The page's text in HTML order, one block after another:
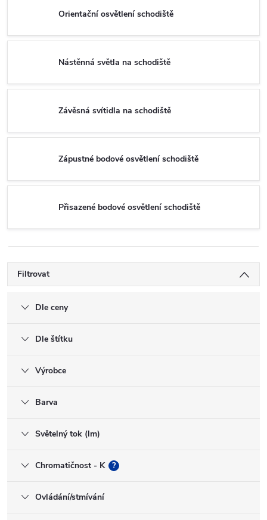
Orientační osvětlení schodiště
Nástěnná světla na schodiště
Závěsná svítidla na schodiště
Zápustné bodové osvětlení schodiště
Přisazené bodové osvětlení schodiště
Filtrovat
Dle ceny
Dle štítku
Výrobce
Barva
Světelný tok (lm)
Chromatičnost - K ?
Ovládání/stmívání